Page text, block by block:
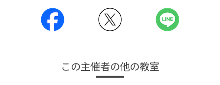
この主催者の他の教室